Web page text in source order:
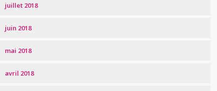
juillet 2018
juin 2018
mai 2018
avril 2018